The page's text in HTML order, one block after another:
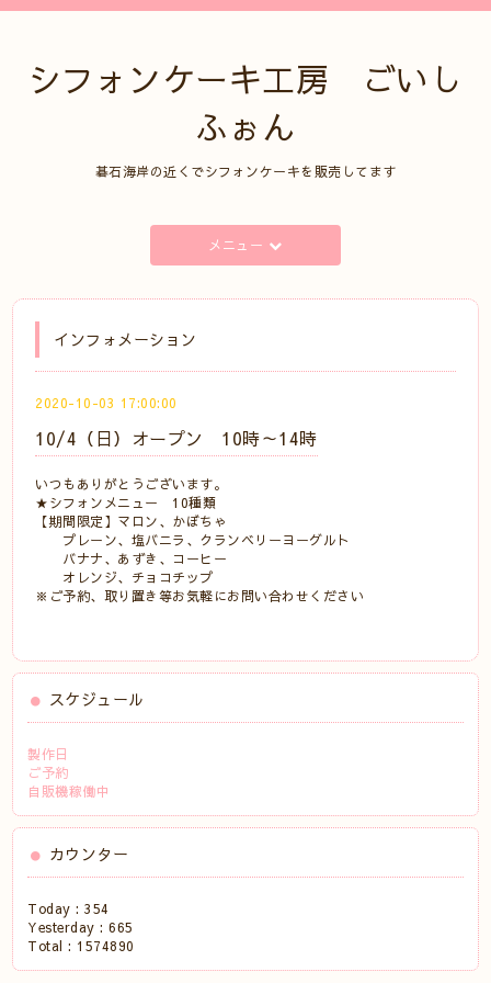
シフォンケーキ工房 ごいし
ふぉん
碁石海岸の近くでシフォンケーキを販売してます
メニュー
インフォメーション
2020-10-03 17:00:00
10/4（日）オープン 10時～14時
いつもありがとうございます。
★シフォンメニュー 10種類
【期間限定】マロン、かぼちゃ
プレーン、塩バニラ、クランベリーヨーグルト
バナナ、あずき、コーヒー
オレンジ、チョコチップ
※ご予約、取り置き等お気軽にお問い合わせください
スケジュール
製作日
ご予約
自販機稼働中
カウンター
Today :354
Yesterday :665
Total : 1574890